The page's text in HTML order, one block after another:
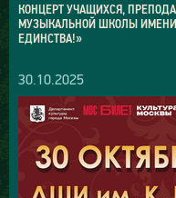
КОНЦЕРТ УЧАЩИХСЯ,
МУЗЫКАЛЬНОЙ ШКОЛЫ ИМЕНИ
ЕДИНСТВА!»
30.10.2025